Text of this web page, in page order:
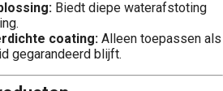
Biedt diepe waterafstoting
coating: Alleen toepassen als
gegarandeerd blijft.